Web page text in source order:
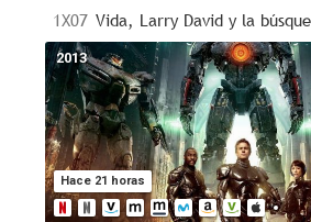
1X07 Vida, Larry David y la
Hace 21 horas
2013